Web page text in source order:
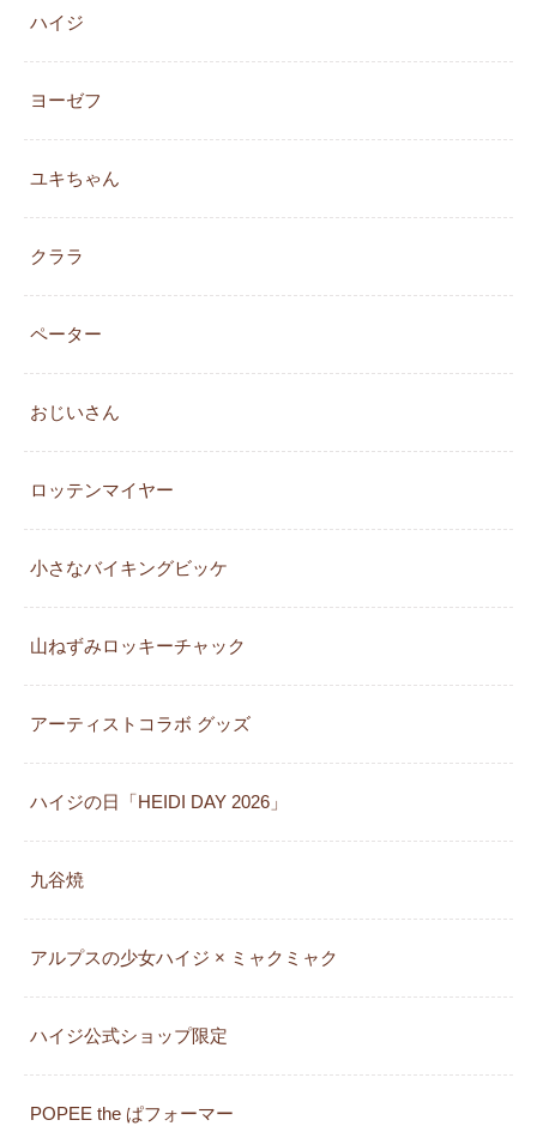
ハイジ
ヨーゼフ
ユキちゃん
クララ
ペーター
おじいさん
ロッテンマイヤー
小さなバイキングビッケ
山ねずみロッキーチャック
アーティストコラボ グッズ
ハイジの日「HEIDI DAY 2026」
九谷焼
アルプスの少女ハイジ × ミャクミャク
ハイジ公式ショップ限定
POPEE the ぱフォーマー